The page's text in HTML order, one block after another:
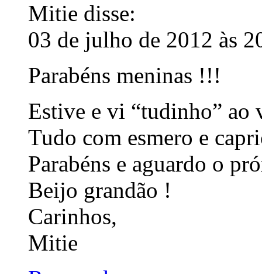
Mitie disse:
03 de julho de 2012 às
Parabéns meninas !!!
Estive e vi “tudinho” ao
Tudo com esmero e
Parabéns e aguardo o
Beijo grandão !
Carinhos,
Mitie